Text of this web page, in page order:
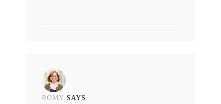
ROMY SAYS